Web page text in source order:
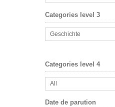
Categories level 3
Geschichte
Categories level 4
All
Date de parution